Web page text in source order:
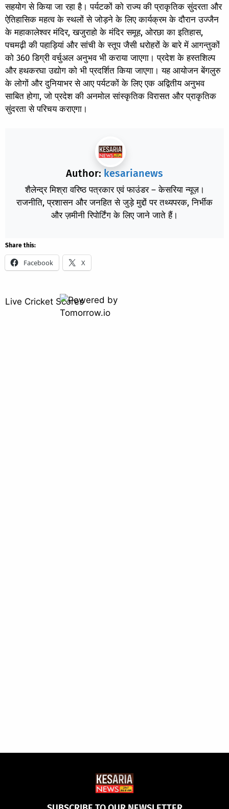
सहयोग से किया जा रहा है। पर्यटकों को राज्य की प्राकृतिक सुंदरता और
ऐतिहासिक महत्व के स्थलों से जोड़ने के लिए कार्यक्रम के दौरान उज्जैन
के महाकालेश्वर मंदिर, खजुराहो के मंदिर समूह, ओरछा का इतिहास,
पचमढ़ी की पहाड़ियां और सांची के स्तूप जैसी धरोहरों के बारे में आगन्तुकों
को 360 डिग्री वर्चुअल अनुभव भी कराया जाएगा। प्रदेश के हस्तशिल्प
और हथकरघा उद्योग को भी प्रदर्शित किया जाएगा। यह आयोजन बेंगलुरु
के लोगों और दुनियाभर से आए पर्यटकों के लिए एक अद्वितीय अनुभव
साबित होगा, जो प्रदेश की अनमोल सांस्कृतिक विरासत और प्राकृतिक
सुंदरता से परिचय कराएगा।
Author: kesarianews
शैलेन्द्र मिश्रा वरिष्ठ पत्रकार एवं फाउंडर – केसरिया न्यूज़।
राजनीति, प्रशासन और जनहित से जुड़े मुद्दों पर तथ्यपरक, निर्भीक
और ज़मीनी रिपोर्टिंग के लिए जाने जाते हैं।
Share this:
Facebook X
Live Cricket Scores